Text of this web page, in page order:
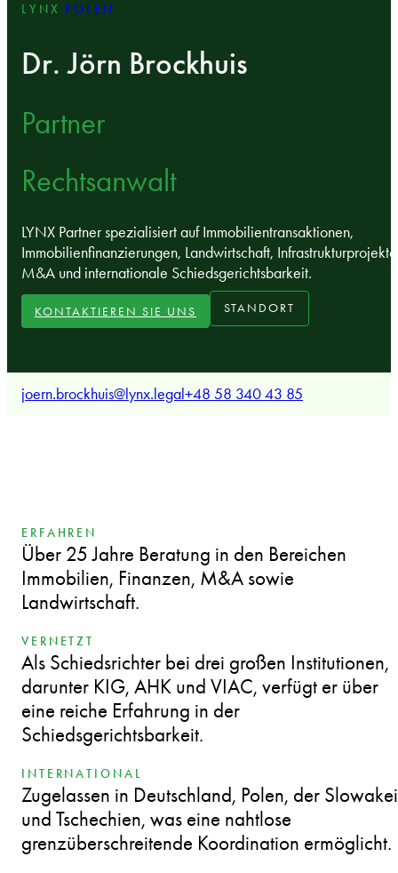
LYNX POLEN
Dr. Jörn Brockhuis
Partner
Rechtsanwalt
LYNX Partner spezialisiert auf Immobilientransaktionen,
Immobilienfinanzierungen, Landwirtschaft,
M&A und internationale Schiedsgerichtsbarkeit.
KONTAKTIEREN SIE UNS STANDORT
joern.brockhuis@lynx.legal+48 58 340 43 85
ERFAHREN
Über 25 Jahre Beratung in den Bereichen
Immobilien, Finanzen, M&A sowie
Landwirtschaft.
VERNETZT
Als Schiedsrichter bei drei großen Institutionen,
darunter KIG, AHK und VIAC, verfügt er über
eine reiche Erfahrung in der
Schiedsgerichtsbarkeit.
INTERNATIONAL
Zugelassen in Deutschland, Polen, der Slowakei
und Tschechien, was eine nahtlose
grenzüberschreitende Koordination ermöglicht.